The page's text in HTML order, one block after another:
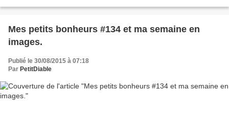
Mes petits bonheurs #134 et ma semaine en
images.
Publié le 30/08/2015 à 07:18
Par PetitDiable